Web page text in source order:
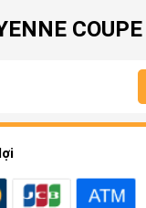
COUPE